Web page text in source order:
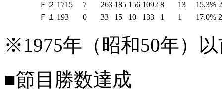
Ｆ２ 1715 7 263 185 156 1092 8 13 15.3%
Ｆ１
193 0 33 15 10 133 1 1 17.0%
※1975年（昭和50年）
■節目勝数達成